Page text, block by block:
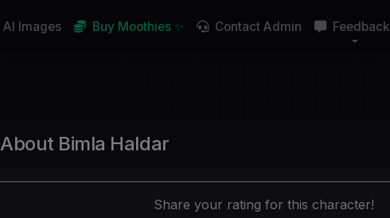
AI Images Buy Moothies ✨ Contact Admin Feedback
About Bimla Haldar
Share your rating for this character!